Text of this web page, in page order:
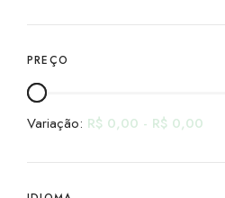
PREÇO
Variação: R$ 0,00 - R$ 0,00